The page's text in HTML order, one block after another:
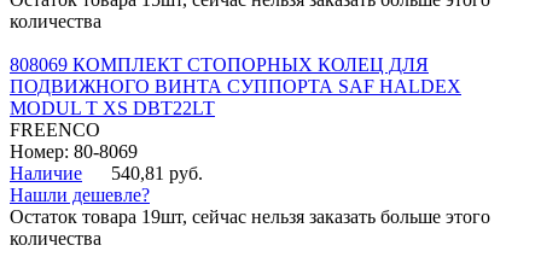
количества
808069 КОМПЛЕКТ СТОПОРНЫХ КОЛЕЦ ДЛЯ
ПОДВИЖНОГО ВИНТА СУППОРТА SAF HALDEX
MODUL T XS DBT22LT
FREENCO
Номер: 80-8069
Наличие
540,81 руб.
Нашли дешевле?
Остаток товара 19шт, сейчас нельзя заказать больше этого
количества